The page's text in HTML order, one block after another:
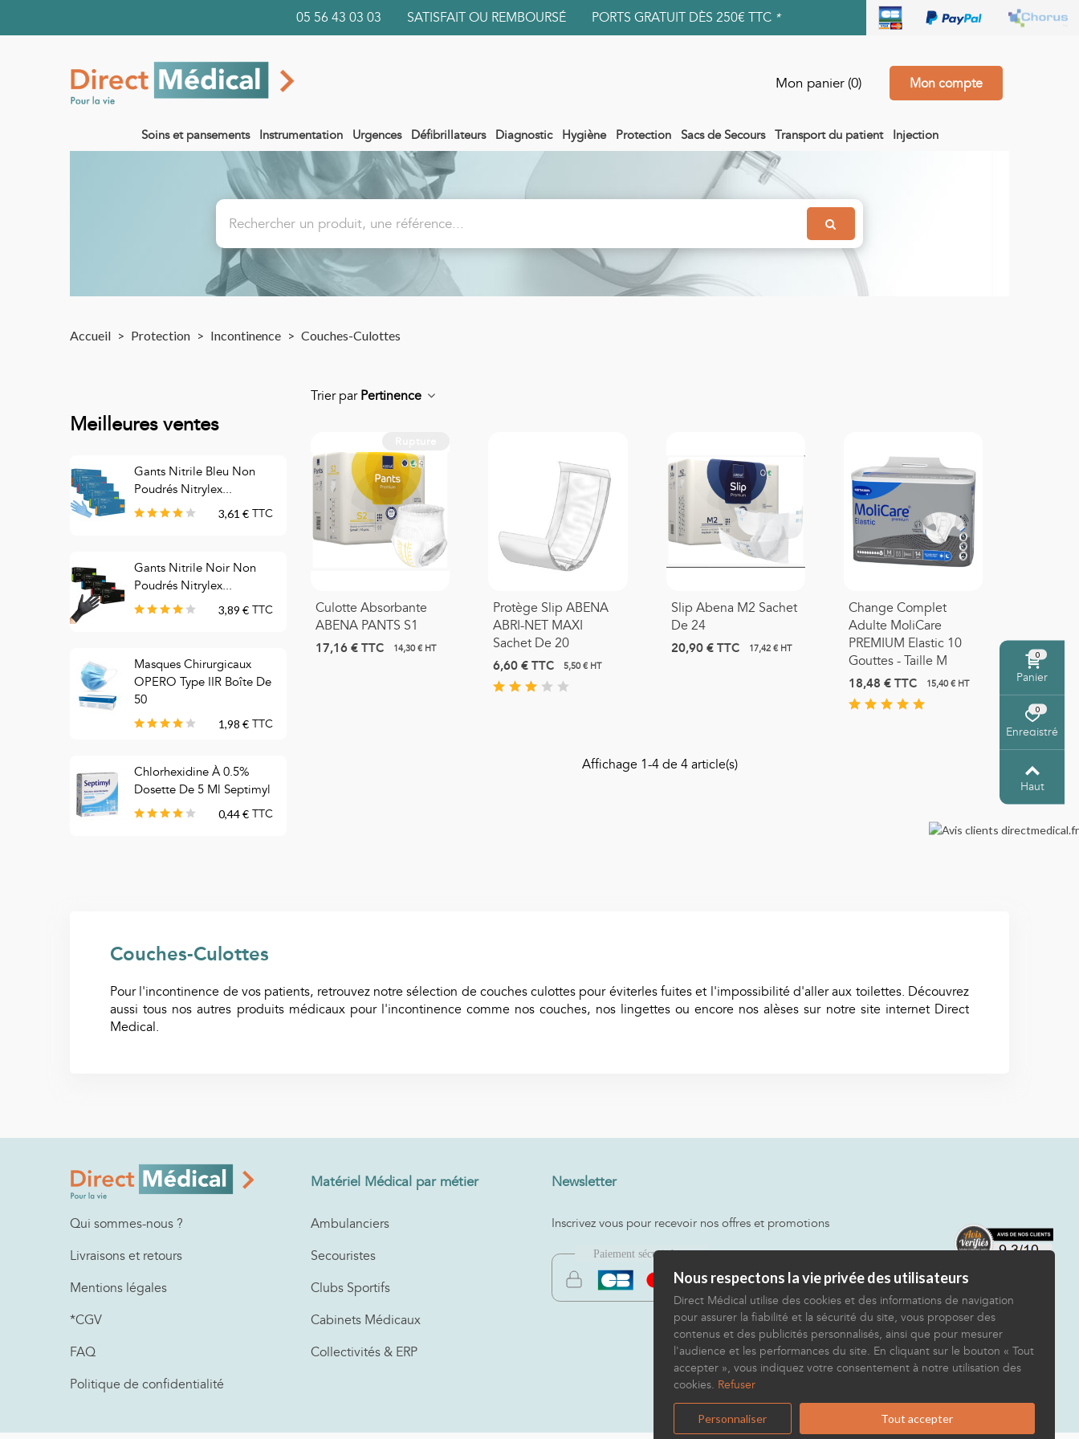
05 56 43 03 03 SATISFAIT OU REMBOURSÉ PORTS GRATUIT DÈS 250€ TTC *
Mon panier (0) Mon compte
Soins et pansements Instrumentation Urgences Défibrillateurs Diagnostic Hygiène Protection Sacs de Secours Transport du patient Injection
Accueil > Protection > Incontinence > Couches-Culottes
Couches-Culottes
Pour l'incontinence de vos patients, retrouvez notre sélection de couches culottes pour éviterles fuites et l'impossibilité d'aller aux toilettes. Découvrez
aussi tous nos autres produits médicaux pour l'incontinence comme nos couches, nos lingettes ou encore nos alèses sur notre site internet Direct
Medical.
Meilleures ventes
Gants Nitrile Bleu Non
Poudrés Nitrylex...
3,61 € TTC
Gants Nitrile Noir Non
Poudrés Nitrylex...
3,89 € TTC
Masques Chirurgicaux
OPERO Type IIR Boîte De
50
1,98 € TTC
Chlorhexidine À 0.5%
Dosette De 5 Ml Septimyl
0,44 € TTC
Sonde D'aspiration Stérile
Masque Moyenne
Concentration Adulte PRO
Trier par Pertinence
Culotte Absorbante
ABENA PANTS S1
17,16 €TTC 14,30 € HT
Protège Slip ABENA
ABRI-NET MAXI
Sachet De 20
6,60 €TTC 5,50 € HT
Slip Abena M2 Sachet
De 24
20,90 €TTC 17,42 € HT
Change Complet
Adulte MoliCare
PREMIUM Elastic 10
Gouttes - Taille M
18,48 €TTC 15,40 € HT
Affichage 1-4 de 4 article(s)
Qui sommes-nous ?
Livraisons et retours
Mentions légales
*CGV
FAQ
Politique de confidentialité
Matériel Médical par métier
Ambulanciers
Secouristes
Clubs Sportifs
Cabinets Médicaux
Collectivités & ERP
Newsletter
Inscrivez vous pour recevoir nos offres et promotions
Panier
0
Enregistré
0
Haut
Nous respectons la vie privée des utilisateurs
Direct Médical utilise des cookies et des informations de navigation
pour assurer la fiabilité et la sécurité du site, vous proposer des
contenus et des publicités personnalisés, ainsi que pour mesurer
l'audience et les performances du site. En cliquant sur le bouton « Tout
accepter », vous indiquez votre consentement à notre utilisation des
cookies. Refuser
Personnaliser Tout accepter